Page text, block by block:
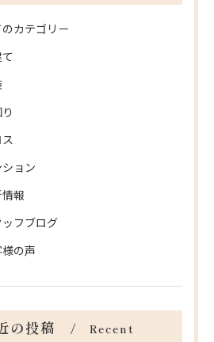
カテゴリー
ョン
報
ッフブログ
様の声
の投稿
Recent